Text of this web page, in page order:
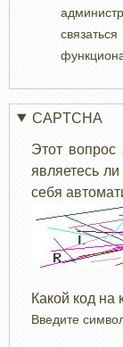
CAPTCHA
Этот вопрос
являетесь
себя
Какой код на
Введите